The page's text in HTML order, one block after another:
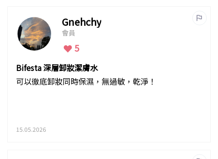
Gnehchy
會員
5
Bifesta 深層卸妝潔膚水
可以徹底卸妝同時保濕，無過敏，乾淨！
15.05.2026